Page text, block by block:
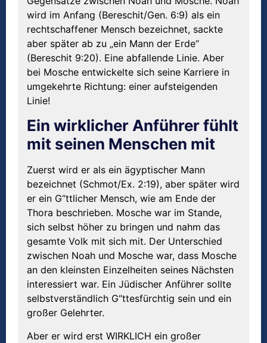
wird im Anfang (Bereschit/Gen. 6:9) als ein
rechtschaffener Mensch bezeichnet, sackte
aber später ab zu „ein Mann der Erde“
(Bereschit 9:20). Eine abfallende Linie. Aber
bei Mosche entwickelte sich seine Karriere in
umgekehrte Richtung: einer aufsteigenden
Linie!
Ein wirklicher Anführer fühlt
mit seinen Menschen mit
Zuerst wird er als ein ägyptischer Mann
bezeichnet (Schmot/Ex. 2:19), aber später wird
er ein G“ttlicher Mensch, wie am Ende der
Thora beschrieben. Mosche war im Stande,
sich selbst höher zu bringen und nahm das
gesamte Volk mit sich mit. Der Unterschied
zwischen Noah und Mosche war, dass Mosche
an den kleinsten Einzelheiten seines Nächsten
interessiert war. Ein Jüdischer Anführer sollte
selbstverständlich G“ttesfürchtig sein und ein
großer Gelehrter.
Aber er wird erst WIRKLICH ein großer